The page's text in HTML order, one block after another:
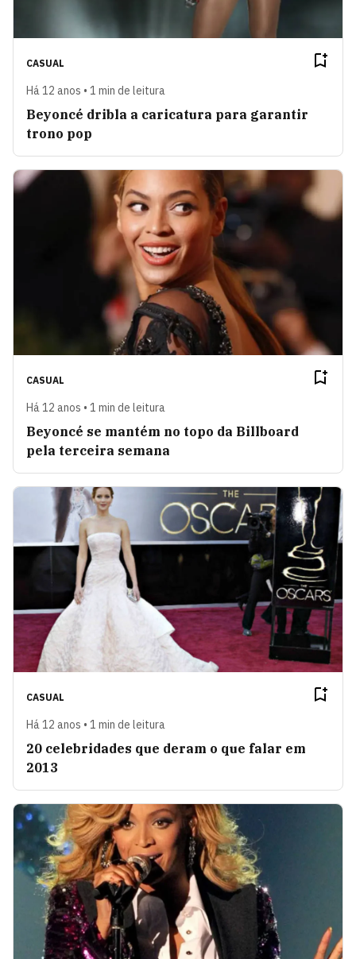
CASUAL
Há 12 anos • 1 min de leitura
Beyoncé dribla a caricatura para garantir
trono pop
CASUAL
Há 12 anos • 1 min de leitura
Beyoncé se mantém no topo da Billboard
pela terceira semana
CASUAL
Há 12 anos • 1 min de leitura
20 celebridades que deram o que falar em
2013